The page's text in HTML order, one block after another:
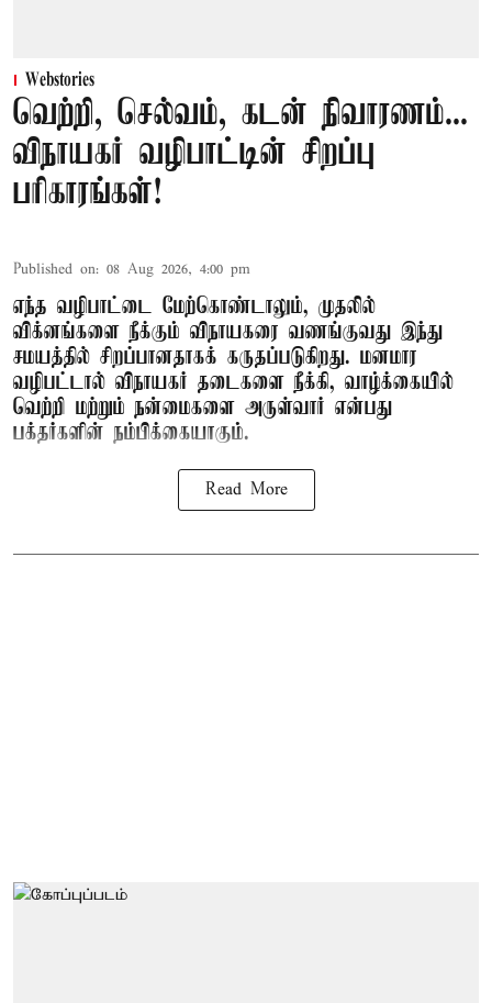
Webstories
வெற்றி, செல்வம், கடன் நிவாரணம்...
விநாயகர் வழிபாட்டின் சிறப்பு
பரிகாரங்கள்!
Published on: 08 Aug 2026, 4:00 pm
எந்த வழிபாட்டை மேற்கொண்டாலும், முதலில்
விக்னங்களை நீக்கும் விநாயகரை வணங்குவது இந்து
சமயத்தில் சிறப்பானதாகக் கருதப்படுகிறது. மனமார
வழிபட்டால் விநாயகர் தடைகளை நீக்கி, வாழ்க்கையில்
வெற்றி மற்றும் நன்மைகளை அருள்வார் என்பது
பக்தர்களின் நம்பிக்கையாகும்.
Read More